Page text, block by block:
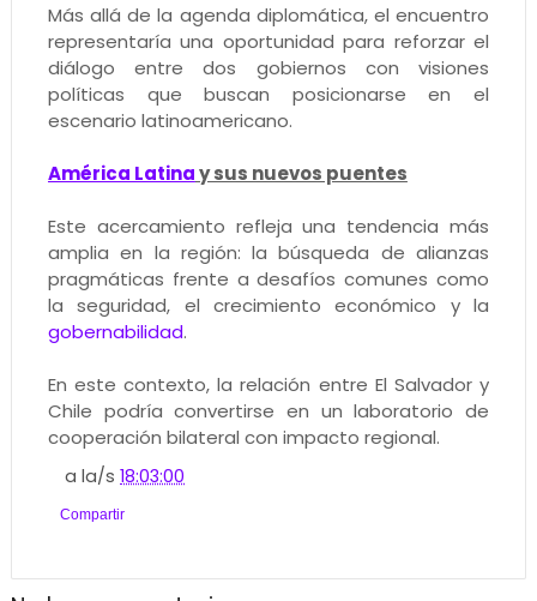
Más allá de la agenda diplomática, el encuentro
representaría una oportunidad para reforzar el
diálogo entre dos gobiernos con visiones
políticas que buscan posicionarse en el
escenario latinoamericano.
América Latinay sus nuevos puentes
Este acercamiento refleja una tendencia más
amplia en la región: la búsqueda de alianzas
pragmáticas frente a desafíos comunes como
la seguridad, el crecimiento económico y la
gobernabilidad.
En este contexto, la relación entre El Salvador y
Chile podría convertirse en un laboratorio de
cooperación bilateral con impacto regional.
a la/s18:03:00
Compartir